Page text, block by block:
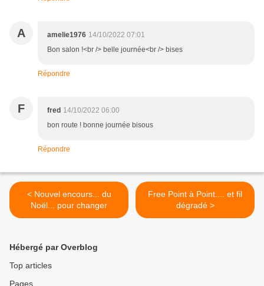
A amelie1976 14/10/2022 07:01
Bon salon !<br /> belle journée<br /> bises
Répondre
F fred 14/10/2022 06:00
bon route ! bonne journée bisous
Répondre
< Nouvel encours... du
Noël... pour changer
Free Point à Point.... et fil
dégradé >
Hébergé par Overblog
Top articles
Pages